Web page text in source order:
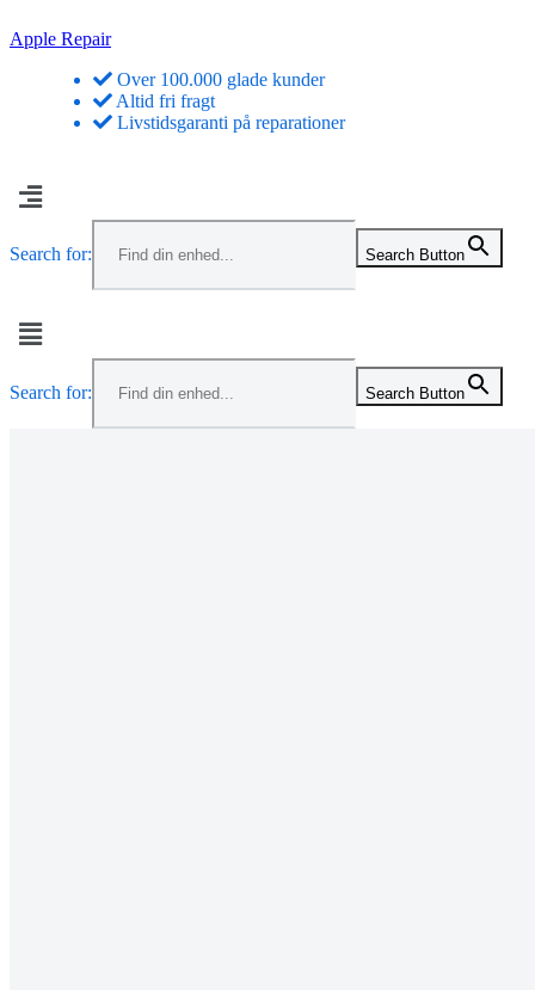
Skip
Apple Repair
Over 100.000 glade kunder
Altid fri fragt
Livstidsgaranti på reparationer
Menu
Search for: Search Button
Menu
Search for: Search Button